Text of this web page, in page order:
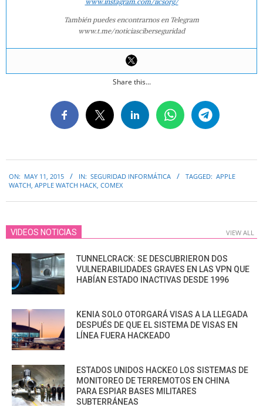
También puedes encontrarnos en Telegram
www.t.me/noticiasciberseguridad
Share this...
05-
ON: MAY 11, 2015 IN: SEGURIDAD INFORMÁTICA TAGGED: APPLE
WATCH APPLE WATCH HACK COMEX
VIDEOS NOTICIAS VIEW ALL
TUNNELCRACK: SE DESCUBRIERON DOS
VULNERABILIDADES GRAVES EN LAS VPN QUE
HABÍAN ESTADO INACTIVAS DESDE 1996
KENIA SOLO OTORGARÁ VISAS A LA LLEGADA
DESPUÉS DE QUE EL SISTEMA DE VISAS EN
LÍNEA FUERA HACKEADO
ESTADOS UNIDOS HACKEO LOS SISTEMAS DE
MONITOREO DE TERREMOTOS EN CHINA
PARA ESPIAR BASES MILITARES
SUBTERRÁNEAS